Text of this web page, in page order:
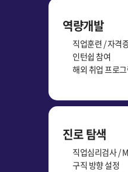
역량개발
직업훈련 / 자격
인턴쉽 참여
해외 취업 프로
진로 탐색
직업심리검사 /
구직 방향 설정